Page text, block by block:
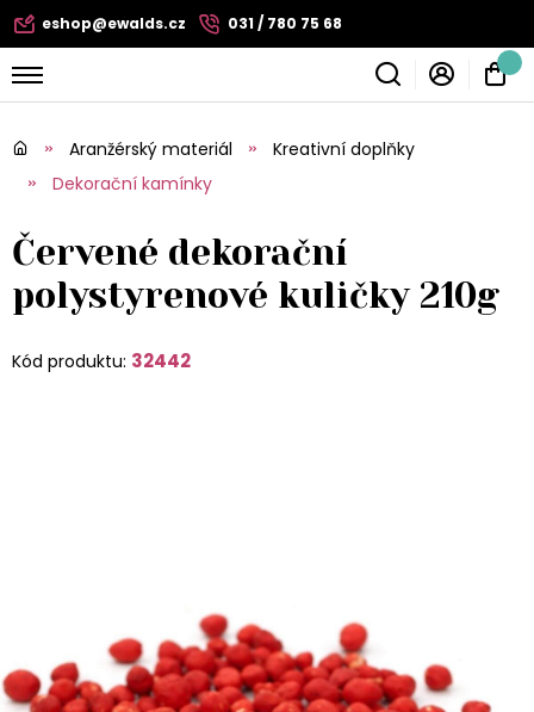
eshop@ewalds.cz 031 / 780 75 68
Aranžérský materiál
Kreativní doplňky
Dekorační kamínky
Červené dekorační
polystyrenové kuličky 210g
Kód produktu: 32442